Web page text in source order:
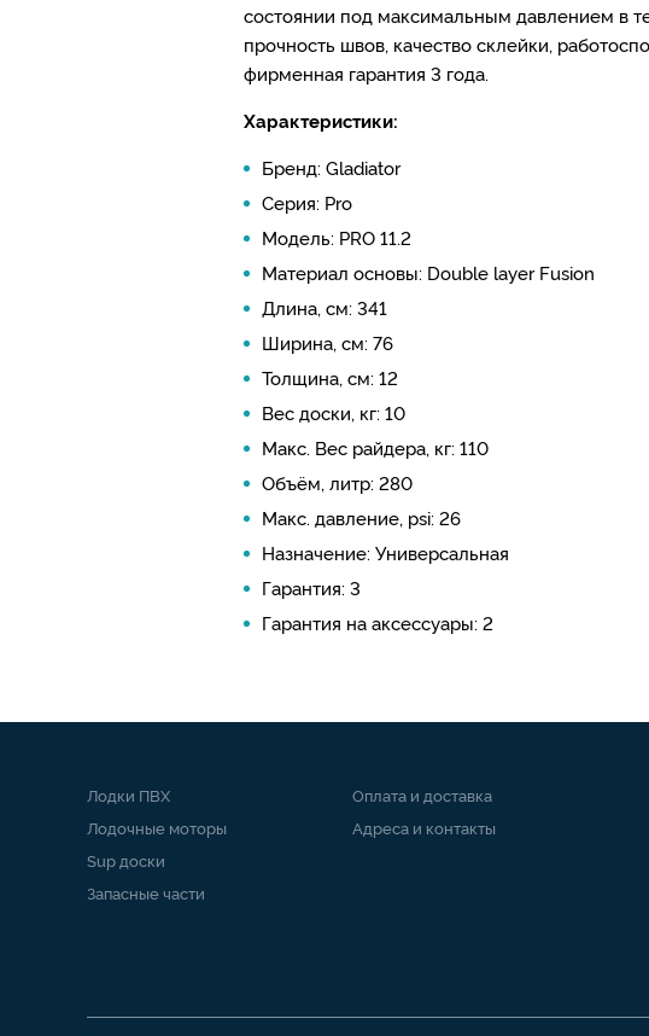
состоянии под максимальным давлением в
прочность швов, качество склейки,
фирменная гарантия 3 года.
Характеристики:
Бренд: Gladiator
Серия: Pro
Модель: PRO 11.2
Материал основы: Double layer Fusion
Длина, см: 341
Ширина, см: 76
Толщина, см: 12
Вес доски, кг: 10
Макс. Вес райдера, кг: 110
Объём, литр: 280
Макс. давление, psi: 26
Назначение: Универсальная
Гарантия: 3
Гарантия на аксессуары: 2
Лодки ПВХ
Лодочные моторы
Sup доски
Запасные части
Оплата и доставка
Адреса и контакты